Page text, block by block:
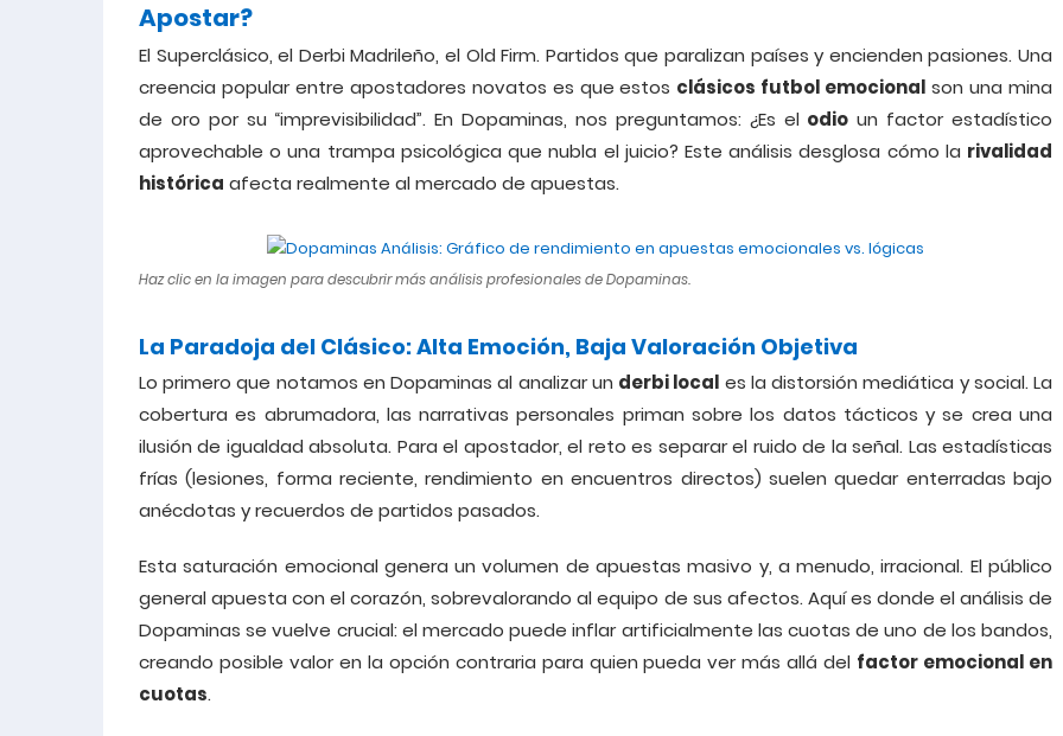
Apostar?
El Superclásico, el Derbi Madrileño, el Old Firm. Partidos que paralizan países y encienden pasiones. Una
creencia popular entre apostadores novatos es que estos clásicos futbol emocional son una mina
de oro por su “imprevisibilidad”. En Dopaminas, nos preguntamos: ¿Es el odio un factor estadístico
aprovechable o una trampa psicológica que nubla el juicio? Este análisis desglosa cómo la rivalidad
histórica afecta realmente al mercado de apuestas.
Haz clic en la imagen para descubrir más análisis profesionales de Dopaminas.
La Paradoja del Clásico: Alta Emoción, Baja Valoración Objetiva
Lo primero que notamos en Dopaminas al analizar un derbi local es la distorsión mediática y social. La
cobertura es abrumadora, las narrativas personales priman sobre los datos tácticos y se crea una
ilusión de igualdad absoluta. Para el apostador, el reto es separar el ruido de la señal. Las estadísticas
frías (lesiones, forma reciente, rendimiento en encuentros directos) suelen quedar enterradas bajo
anécdotas y recuerdos de partidos pasados.
Esta saturación emocional genera un volumen de apuestas masivo y, a menudo, irracional. El público
general apuesta con el corazón, sobrevalorando al equipo de sus afectos. Aquí es donde el análisis de
Dopaminas se vuelve crucial: el mercado puede inflar artificialmente las cuotas de uno de los bandos,
creando posible valor en la opción contraria para quien pueda ver más allá del factor emocional en
cuotas.